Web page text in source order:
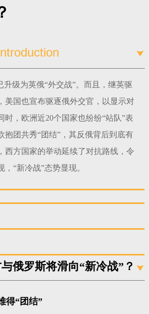
健康
摄影
新华电视英文 返回PC
升级为英俄“外交战”。而且，继英驱
美国也宣布驱逐俄外交官，以显示对
时，欧洲近20个国家也纷纷“站队”表
抱团共秀“团结”，其反俄背后到底有
西方国家的举动延续了对抗路线，令
“新冷战”态势显现。
俄罗斯将滑向“新冷战”？
得“团结”